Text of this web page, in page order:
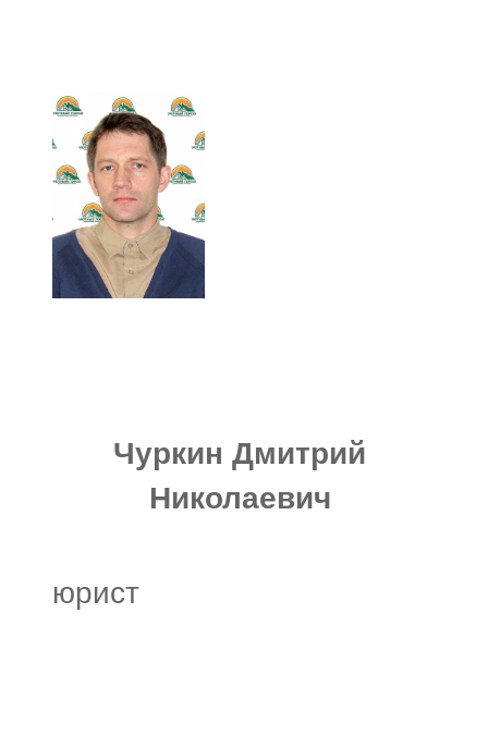
Чуркин Дмитрий
Николаевич
юрист